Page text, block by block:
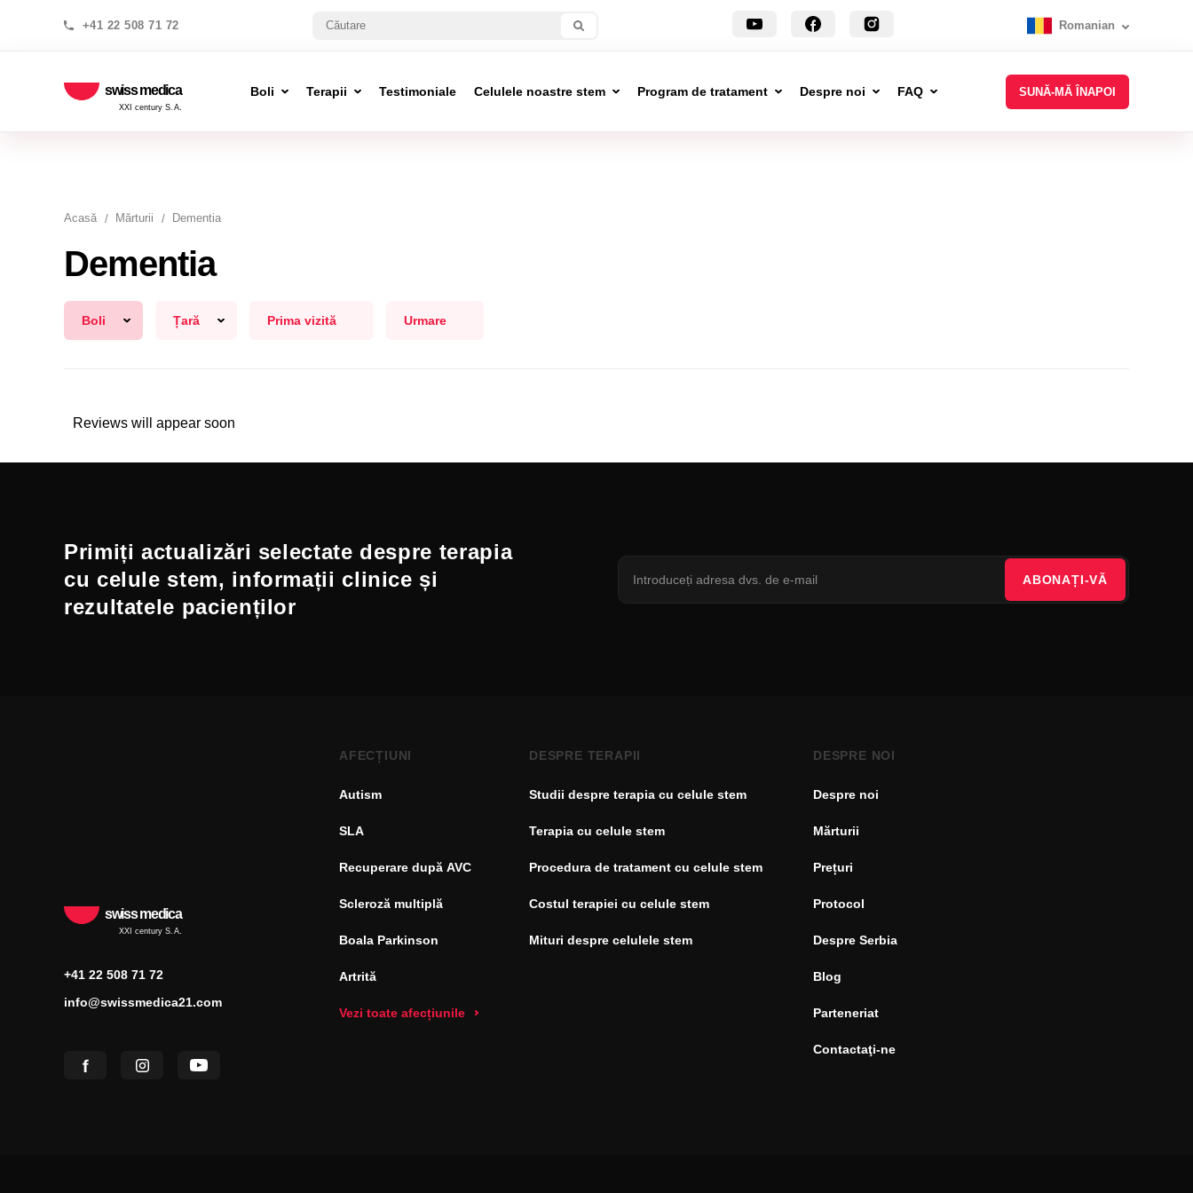
+41 22 508 71 72 Romanian
swiss medica
XXI century S.A.
Boli Terapii Testimoniale Celulele noastre stem Program de tratament Despre noi FAQ SUNĂ-MĂ ÎNAPOI
Acasă Mărturii Dementia
Dementia
Boli Țară Prima vizită Urmare
Reviews will appear soon
Primiți actualizări selectate despre terapia
cu celule stem, informații clinice și
rezultatele pacienților
ABONAȚI-VĂ
swiss medica
XXI century S.A.
+41 22 508 71 72
info@swissmedica21.com
AFECȚIUNI
Autism
SLA
Recuperare după AVC
Scleroză multiplă
Boala Parkinson
Artrită
Vezi toate afecțiunile
DESPRE TERAPII
Studii despre terapia cu celule stem
Terapia cu celule stem
Procedura de tratament cu celule stem
Costul terapiei cu celule stem
Mituri despre celulele stem
DESPRE NOI
Despre noi
Mărturii
Prețuri
Protocol
Despre Serbia
Blog
Parteneriat
Contactaţi-ne